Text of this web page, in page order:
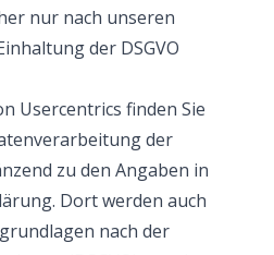
nur nach unseren
der DSGVO
Usercentrics finden Sie
der
zu den Angaben in
Dort werden auch
nach der